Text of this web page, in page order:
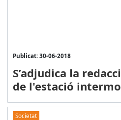
Publicat: 30-06-2018
S’adjudica la
de l'estació
Societat